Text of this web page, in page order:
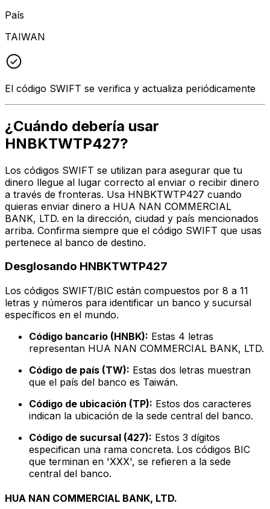
País
TAIWAN
El código SWIFT se verifica y actualiza periódicamente
¿Cuándo debería usar
HNBKTWTP427?
Los códigos SWIFT se utilizan para asegurar que tu
dinero llegue al lugar correcto al enviar o recibir dinero
a través de fronteras. Usa HNBKTWTP427 cuando
quieras enviar dinero a HUA NAN COMMERCIAL
BANK, LTD. en la dirección, ciudad y país mencionados
arriba. Confirma siempre que el código SWIFT que usas
pertenece al banco de destino.
Desglosando HNBKTWTP427
Los códigos SWIFT/BIC están compuestos por 8 a 11
letras y números para identificar un banco y sucursal
específicos en el mundo.
Código bancario (HNBK): Estas 4 letras
representan HUA NAN COMMERCIAL BANK, LTD.
Código de país (TW): Estas dos letras muestran
que el país del banco es Taiwán.
Código de ubicación (TP): Estos dos caracteres
indican la ubicación de la sede central del banco.
Código de sucursal (427): Estos 3 dígitos
especifican una rama concreta. Los códigos BIC
que terminan en 'XXX', se refieren a la sede
central del banco.
HUA NAN COMMERCIAL BANK, LTD.